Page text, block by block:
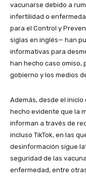
vacunarse debido a
infertilidad o
para el Control y
siglas en inglés— han
informativas para
han hecho caso omiso,
gobierno y los medios
Además, desde el inicio
hecho evidente que la
informan a través de
incluso TikTok, en las
desinformación sigue
seguridad de las
enfermedad, entre